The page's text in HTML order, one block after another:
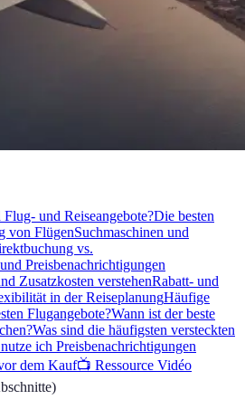
Flug- und Reiseangebote?Die besten
von FlügenSuchmaschinen und
vs.
Preisbenachrichtigungen
Zusatzkosten verstehenRabatt- und
in der ReiseplanungHäufige
Flugangebote?Wann ist der beste
Was sind die häufigsten versteckten
ich Preisbenachrichtigungen
dem Kauf📺 Ressource Vidéo
)